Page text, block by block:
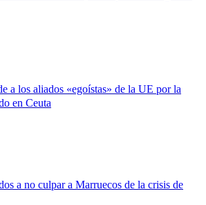
a los aliados «egoístas» de la UE por la
en Ceuta
a no culpar a Marruecos de la crisis de